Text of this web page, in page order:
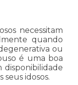
necessitam
quando
ou
é uma boa
disponibilidade
seus idosos.